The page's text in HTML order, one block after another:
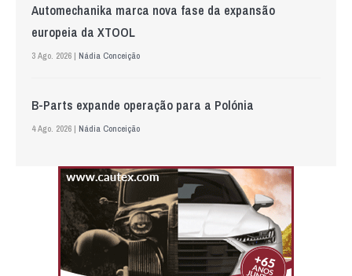
Automechanika marca nova fase da expansão
europeia da XTOOL
3 Ago. 2026 | Nádia Conceição
B-Parts expande operação para a Polónia
4 Ago. 2026 | Nádia Conceição